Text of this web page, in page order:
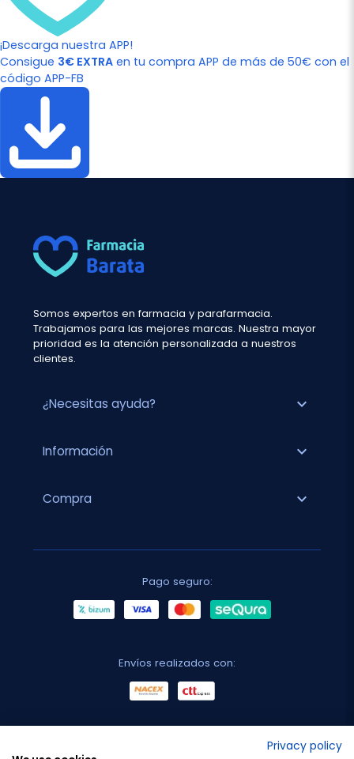
¡Descarga nuestra APP!
Consigue 3€ EXTRA en tu compra APP de más de 50€ con el
código APP-FB
Somos expertos en farmacia y parafarmacia.
Trabajamos para las mejores marcas. Nuestra mayor
prioridad es la atención personalizada a nuestros
clientes.
¿Necesitas ayuda? expand_more
Información expand_more
Compra expand_more
Pago seguro:
Envíos realizados con:
Privacy policy